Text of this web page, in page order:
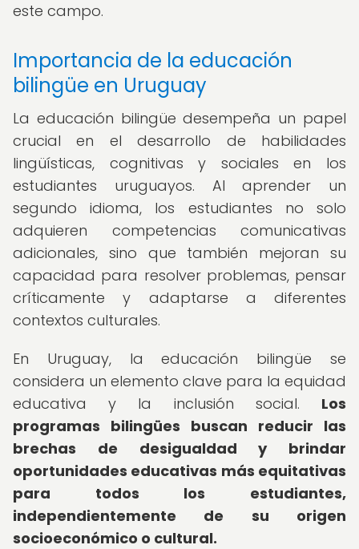
este campo.
Importancia de la educación
bilingüe en Uruguay
La educación bilingüe desempeña un papel
crucial en el desarrollo de habilidades
lingüísticas, cognitivas y sociales en los
estudiantes uruguayos. Al aprender un
segundo idioma, los estudiantes no solo
adquieren competencias comunicativas
adicionales, sino que también mejoran su
capacidad para resolver problemas, pensar
críticamente y adaptarse a diferentes
contextos culturales.
En Uruguay, la educación bilingüe se
considera un elemento clave para la equidad
educativa y la inclusión social. Los
programas bilingües buscan reducir las
brechas de desigualdad y brindar
oportunidades educativas más equitativas
para todos los estudiantes,
independientemente de su origen
socioeconómico o cultural.